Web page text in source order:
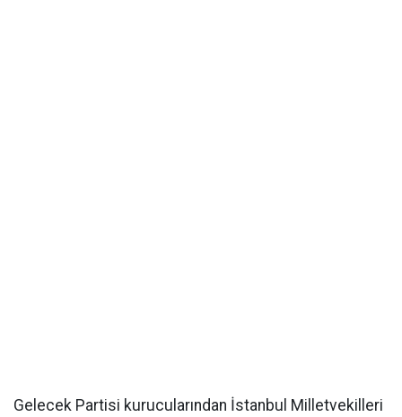
Gelecek Partisi kurucularından İstanbul Milletvekilleri